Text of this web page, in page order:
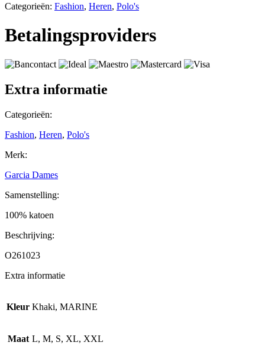
Categorieën: Fashion, Heren, Polo's
Betalingsproviders
Extra informatie
Categorieën:
Fashion, Heren, Polo's
Merk:
Garcia Dames
Samenstelling:
100% katoen
Beschrijving:
O261023
Extra informatie
Kleur Khaki, MARINE
Maat L, M, S, XL, XXL